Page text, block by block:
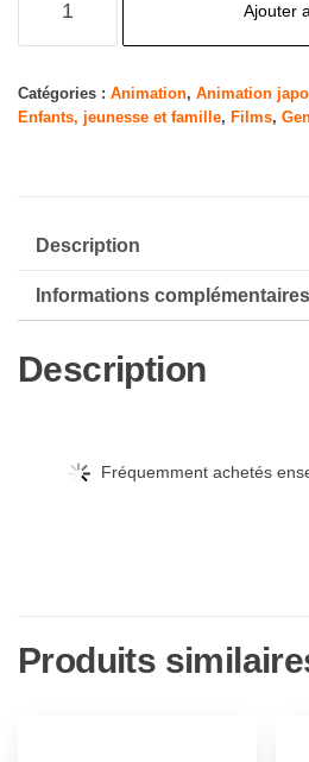
Blue
[Édition
Ajouter
Catégories : Animation, Animation
Enfants, jeunesse et famille, Films,
Description
Informations complémentaires
Description
Fréquemment achetés
Produits